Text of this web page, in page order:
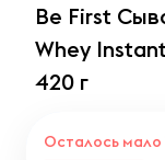
Be First
Whey
420 г
Осталось мало